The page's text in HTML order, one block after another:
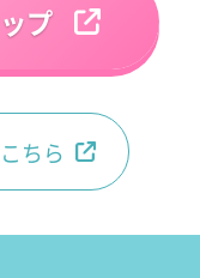
プ
ちら